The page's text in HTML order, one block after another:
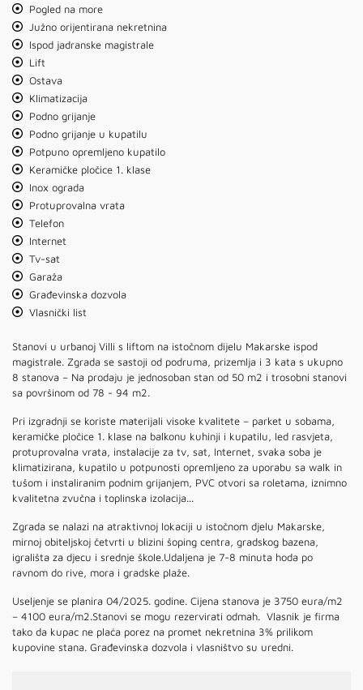
Pogled na more
Južno orijentirana nekretnina
Ispod jadranske magistrale
Lift
Ostava
Klimatizacija
Podno grijanje
Podno grijanje u kupatilu
Potpuno opremljeno kupatilo
Keramičke pločice 1. klase
Inox ograda
Protuprovalna vrata
Telefon
Internet
Tv-sat
Garaža
Građevinska dozvola
Vlasnički list
Stanovi u urbanoj Villi s liftom na istočnom dijelu Makarske ispod
magistrale. Zgrada se sastoji od podruma, prizemlja i 3 kata s ukupno
8 stanova – Na prodaju je jednosoban stan od 50 m2 i trosobni stanovi
sa površinom od 78 - 94 m2.
Pri izgradnji se koriste materijali visoke kvalitete – parket u sobama,
keramičke pločice 1. klase na balkonu kuhinji i kupatilu, led rasvjeta,
protuprovalna vrata, instalacije za tv, sat, Internet, svaka soba je
klimatizirana, kupatilo u potpunosti opremljeno za uporabu sa walk in
tušom i instaliranim podnim grijanjem, PVC otvori sa roletama, iznimno
kvalitetna zvučna i toplinska izolacija...
Zgrada se nalazi na atraktivnoj lokaciji u istočnom djelu Makarske,
mirnoj obiteljskoj četvrti u blizini šoping centra, gradskog bazena,
igrališta za djecu i srednje škole.Udaljena je 7-8 minuta hoda po
ravnom do rive, mora i gradske plaže.
Useljenje se planira 04/2025. godine. Cijena stanova je 3750 eura/m2
– 4100 eura/m2.Stanovi se mogu rezervirati odmah. Vlasnik je firma
tako da kupac ne plaća porez na promet nekretnina 3% prilikom
kupovine stana. Građevinska dozvola i vlasništvo su uredni.